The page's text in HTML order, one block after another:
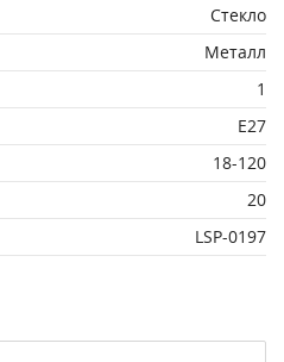
Стекло
Металл
1
E27
18-120
20
LSP-0197